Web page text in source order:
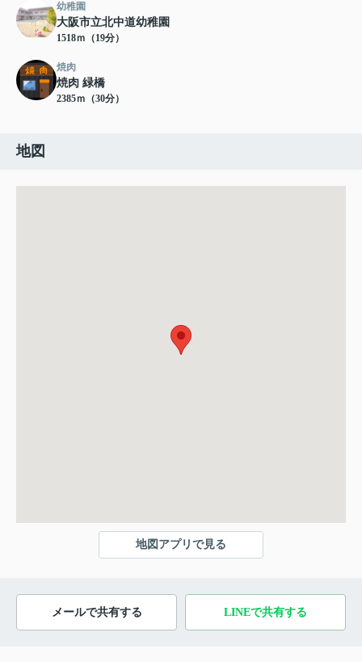
幼稚園
大阪市立北中道幼稚園
1518ｍ（19分）
焼肉
焼肉 緑橋
2385ｍ（30分）
地図
地図アプリで見る
メールで共有する LINEで共有する